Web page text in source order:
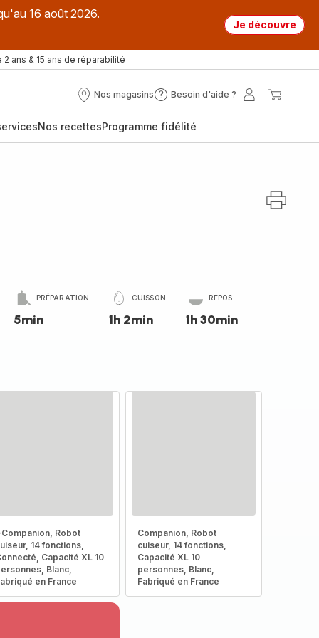
16 août 2026.
Je découvre
2 ans & 15 ans de réparabilité
Nos magasins
Nos
Besoin d'aide ?
Besoin
?
Mon
Nos recettesProgramme fidélité
PRÉPARATION
5min
CUISSON
1h 2min
REPOS
1h 30min
Robot
14 fonctions,
Capacité XL 10
Blanc,
en France
Companion, Robot
cuiseur, 14 fonctions,
Capacité XL 10
personnes, Blanc,
Fabriqué en France